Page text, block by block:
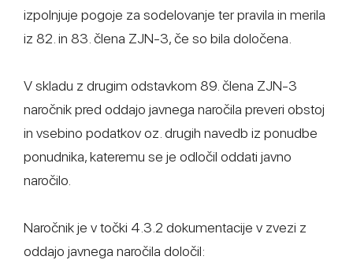
izpolnjuje pogoje za sodelovanje ter pravila in merila
iz 82. in 83. člena ZJN-3, če so bila določena.
V skladu z drugim odstavkom 89. člena ZJN-3
naročnik pred oddajo javnega naročila preveri obstoj
in vsebino podatkov oz. drugih navedb iz ponudbe
ponudnika, kateremu se je odločil oddati javno
naročilo.
Naročnik je v točki 4.3.2 dokumentacije v zvezi z
oddajo javnega naročila določil: